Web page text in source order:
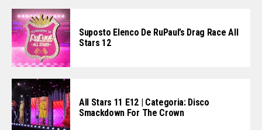
Suposto Elenco De RuPaul’s Drag Race All
Stars 12
All Stars 11 E12 | Categoria: Disco
Smackdown For The Crown